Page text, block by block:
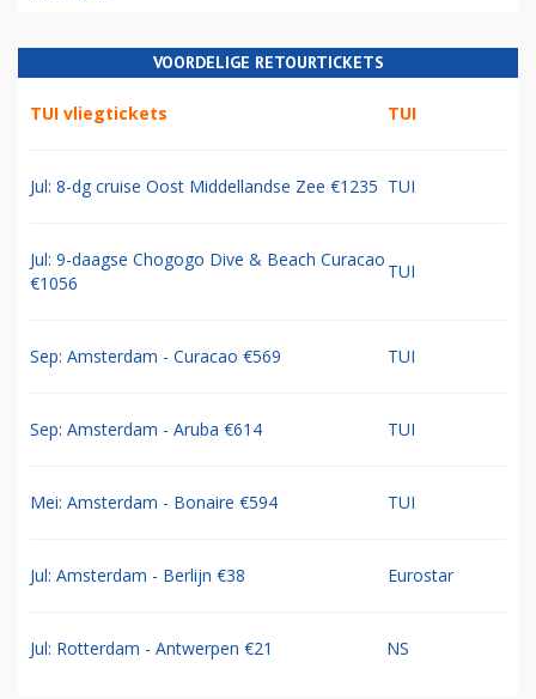
VOORDELIGE RETOURTICKETS
TUI vliegtickets TUI
Jul: 8-dg cruise Oost Middellandse Zee €1235 TUI
Jul: 9-daagse Chogogo Dive & Beach Curacao
€1056
TUI
Sep: Amsterdam - Curacao €569 TUI
Sep: Amsterdam - Aruba €614 TUI
Mei: Amsterdam - Bonaire €594 TUI
Jul: Amsterdam - Berlijn €38 Eurostar
Jul: Rotterdam - Antwerpen €21 NS